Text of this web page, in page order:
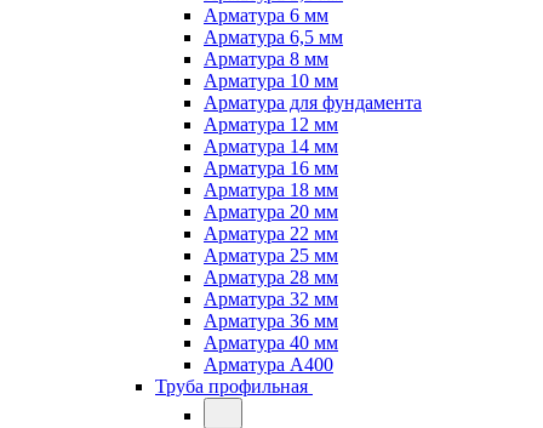
Арматура 6 мм
Арматура 6,5 мм
Арматура 8 мм
Арматура 10 мм
Арматура для фундамента
Арматура 12 мм
Арматура 14 мм
Арматура 16 мм
Арматура 18 мм
Арматура 20 мм
Арматура 22 мм
Арматура 25 мм
Арматура 28 мм
Арматура 32 мм
Арматура 36 мм
Арматура 40 мм
Арматура А400
Труба профильная